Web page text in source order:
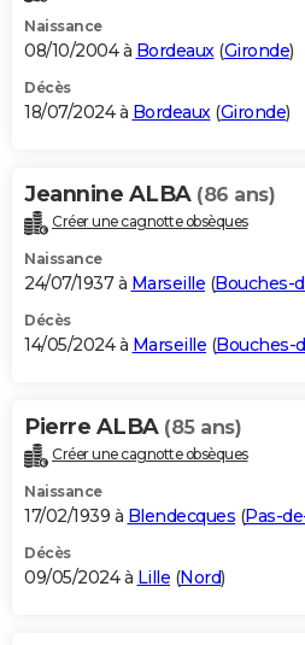
Naissance
08/10/2004 à Bordeaux(Gironde)
Décès
18/07/2024 à Bordeaux(Gironde)
Jeannine ALBA (86 ans)
Créer une cagnotte obsèques
Naissance
24/07/1937 à Marseille (Bouches-
Décès
14/05/2024 à Marseille (Bouches-
Pierre ALBA (85 ans)
Créer une cagnotte obsèques
Naissance
17/02/1939 à Blendecques (Pas-
Décès
09/05/2024 à Lille (Nord)